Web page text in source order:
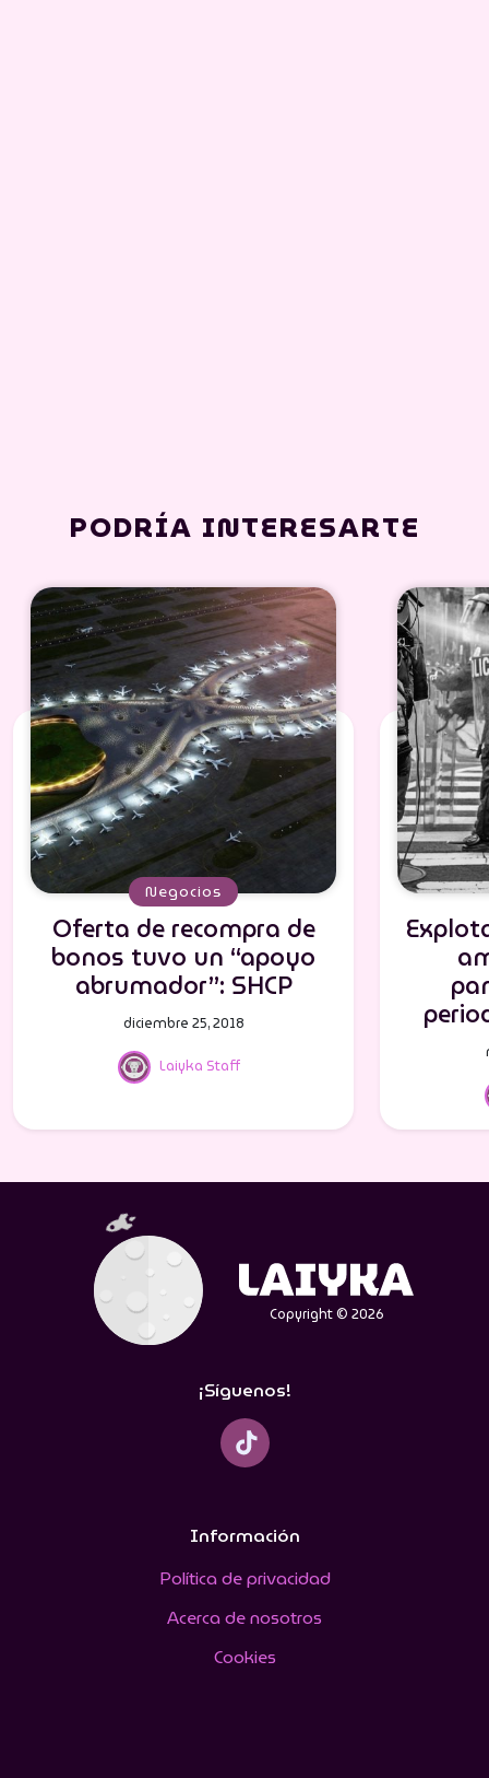
PODRÍA INTERESARTE
Negocios
Oferta de recompra de
bonos tuvo un “apoyo
abrumador”: SHCP
Laiyka Staff
diciembre 25, 2018
Copyright © 2026
¡Síguenos!
Información
Política de privacidad
Acerca de nosotros
Cookies